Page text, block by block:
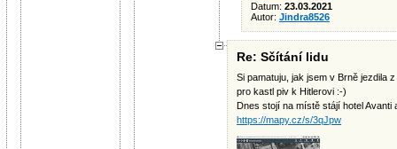
Datum: 23.03.2021
Autor: Jindra8526
Re: Sčítání lidu
Si pamatuju, jak jsem v Brně jezdila
pro kastl piv k Hitlerovi :-)
Dnes stojí na místě stájí hotel Avanti
https://mapy.cz/s/3qJpw